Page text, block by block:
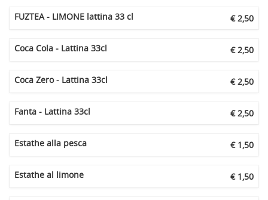
FUZTEA - LIMONE lattina 33 cl € 2,50
Coca Cola - Lattina 33cl € 2,50
Coca Zero - Lattina 33cl € 2,50
Fanta - Lattina 33cl € 2,50
Estathe alla pesca € 1,50
Estathe al limone € 1,50